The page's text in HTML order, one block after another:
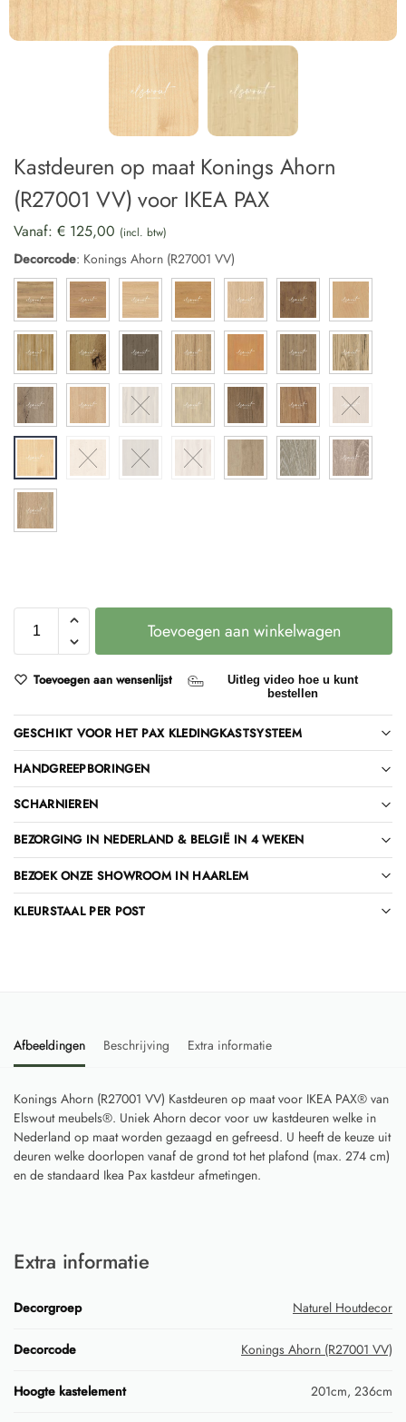
Kastdeuren op maat Konings Ahorn
(R27001 VV) voor IKEA PAX
Vanaf: € 125,00 (incl. btw)
Decorcode: Konings Ahorn (R27001 VV)
Toevoegen aan winkelwagen
Toevoegen aan wensenlijst
Uitleg video hoe u kunt
bestellen
GESCHIKT VOOR HET PAX KLEDINGKASTSYSTEEM
HANDGREEPBORINGEN
SCHARNIEREN
BEZORGING IN NEDERLAND & BELGIË IN 4 WEKEN
BEZOEK ONZE SHOWROOM IN HAARLEM
KLEURSTAAL PER POST
Afbeeldingen Beschrijving Extra informatie
Konings Ahorn (R27001 VV) Kastdeuren op maat voor IKEA PAX® van
Elswout meubels®. Uniek Ahorn decor voor uw kastdeuren welke in
Nederland op maat worden gezaagd en gefreesd. U heeft de keuze uit
deuren welke doorlopen vanaf de grond tot het plafond (max. 274 cm)
en de standaard Ikea Pax kastdeur afmetingen.
Extra informatie
Decorgroep Naturel Houtdecor
Decorcode Konings Ahorn (R27001 VV)
Hoogte kastelement 201cm, 236cm